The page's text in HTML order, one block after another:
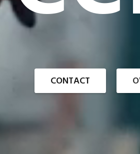
CONTACT